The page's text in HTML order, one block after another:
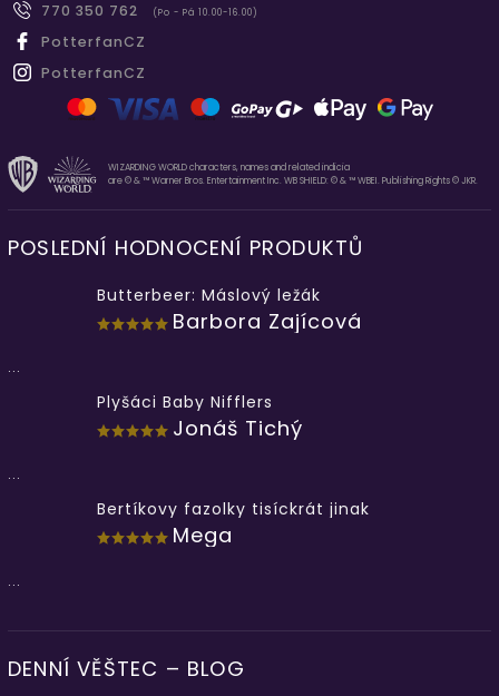
770 350 762
(Po - Pá 10.00-16.00)
PotterfanCZ
PotterfanCZ
WIZARDING WORLD characters, names and related indicia
are © & ™ Warner Bros. Entertainment Inc. WB SHIELD: © & ™ WBEI. Publishing Rights © JKR.
POSLEDNÍ HODNOCENÍ PRODUKTŮ
Butterbeer: Máslový ležák
Barbora Zajícová
...
Plyšáci Baby Nifflers
Jonáš Tichý
...
Bertíkovy fazolky tisíckrát jinak
Mega
...
DENNÍ VĚŠTEC – BLOG